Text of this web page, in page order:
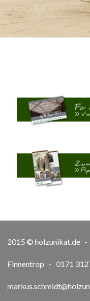
2015 © holzunikat.de
Finnentrop - 0171